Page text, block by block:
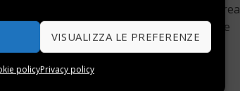
VISUALIZZA LE PREFERENZE
policyPrivacy policy
o anche solo come illuminazione per l’area
alla stanza, permettendoti di sfruttare
sul consumo energetico